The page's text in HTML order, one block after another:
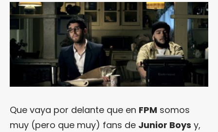
Que vaya por delante que en FPM somos
muy (pero que muy) fans de Junior Boys y,